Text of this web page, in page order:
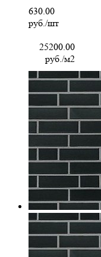
630.00
руб./шт
25200.00
руб./м2